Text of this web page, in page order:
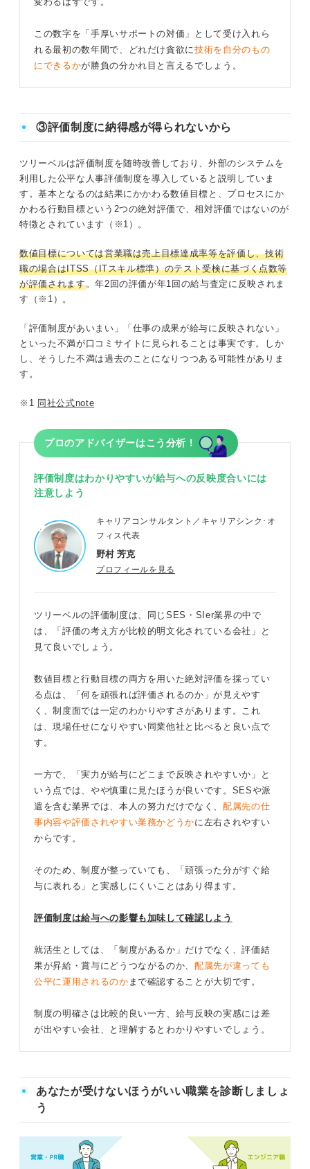
この数字を「手厚いサポートの対価」として受け入れら
れる最初の数年間で、どれだけ貪欲に技術を自分のもの
にできるかが勝負の分かれ目と言えるでしょう。
③評価制度に納得感が得られないから
ツリーベルは評価制度を随時改善しており、外部のシステムを
利用した公平な人事評価制度を導入していると説明していま
す。基本となるのは結果にかかわる数値目標と、プロセスにか
かわる行動目標という2つの絶対評価で、相対評価ではないのが
特徴とされています（※1）。
数値目標については営業職は売上目標達成率等を評価し、技術
職の場合はITSS（ITスキル標準）のテスト受検に基づく点数等
が評価されます。年2回の評価が年1回の給与査定に反映されま
す（※1）。
「評価制度があいまい」「仕事の成果が給与に反映されない」
といった不満が口コミサイトに見られることは事実です。しか
し、そうした不満は過去のことになりつつある可能性がありま
す。
※1 同社公式note
プロのアドバイザーはこう分析！
評価制度はわかりやすいが給与への反映度合いには
注意しよう
キャリアコンサルタント／キャリアシンク･オ
フィス代表
野村 芳克
プロフィールを見る
ツリーベルの評価制度は、同じSES・SIer業界の中で
は、「評価の考え方が比較的明文化されている会社」と
見て良いでしょう。
数値目標と行動目標の両方を用いた絶対評価を採ってい
る点は、「何を頑張れば評価されるのか」が見えやす
く、制度面では一定のわかりやすさがあります。これ
は、現場任せになりやすい同業他社と比べると良い点で
す。
一方で、「実力が給与にどこまで反映されやすいか」と
いう点では、やや慎重に見たほうが良いです。SESや派
遣を含む業界では、本人の努力だけでなく、 配属先の仕
事内容や評価されやすい業務かどうかに左右されやすい
からです。
そのため、制度が整っていても、「頑張った分がすぐ給
与に表れる」と実感しにくいことはあり得ます。
評価制度は給与への影響も加味して確認しよう
就活生としては、「制度があるか」だけでなく、評価結
果が昇給・賞与にどうつながるのか、配属先が違っても
公平に運用されるのか まで確認することが大切です。
制度の明確さは比較的良い一方、給与反映の実感には差
が出やすい会社、と理解するとわかりやすいでしょう。
あなたが受けないほうがいい職業を診断しましょ
う